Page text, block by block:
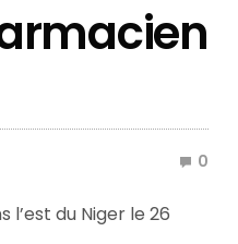
0
du Niger le 26